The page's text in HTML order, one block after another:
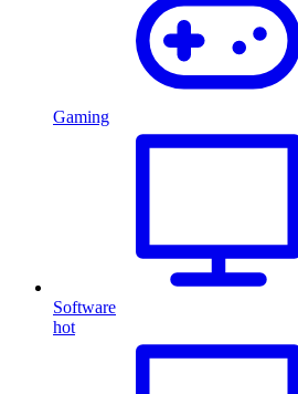
Gaming
Software
hot